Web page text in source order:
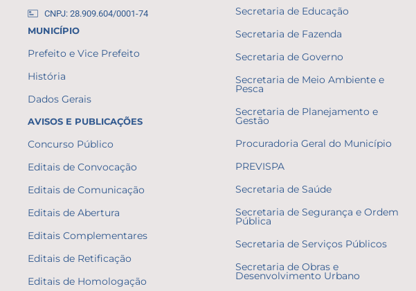
CNPJ: 28.909.604/0001-74
MUNICÍPIO
Prefeito e Vice Prefeito
História
Dados Gerais
AVISOS E PUBLICAÇÕES
Concurso Público
Editais de Convocação
Editais de Comunicação
Editais de Abertura
Editais Complementares
Editais de Retificação
Editais de Homologação
Secretaria de Educação
Secretaria de Fazenda
Secretaria de Governo
Secretaria de Meio Ambiente e
Pesca
Secretaria de Planejamento e
Gestão
Procuradoria Geral do Município
PREVISPA
Secretaria de Saúde
Secretaria de Segurança e Ordem
Pública
Secretaria de Serviços Públicos
Secretaria de Obras e
Desenvolvimento Urbano